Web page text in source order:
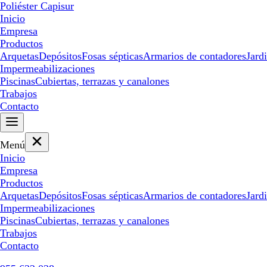
Poliéster Capisur
Inicio
Empresa
Productos
ArquetasDepósitosFosas sépticasArmarios de contadores
Impermeabilizaciones
PiscinasCubiertas, terrazas y canalones
Trabajos
Contacto
Menú
Inicio
Empresa
Productos
ArquetasDepósitosFosas sépticasArmarios de contadores
Impermeabilizaciones
PiscinasCubiertas, terrazas y canalones
Trabajos
Contacto